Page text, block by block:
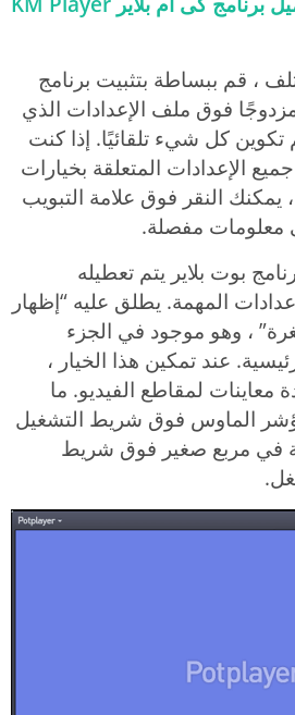
، قم ببساطة بتثبيت برنامج
مزدوجًا فوق ملف الإعدادات الذي
كل شيء تلقائيًا. إذا كنت
الإعدادات المتعلقة بخيارات
يمكنك النقر فوق علامة التبويب
معلومات مفصلة.
بوت بلاير يتم تعطيله
المهمة. يطلق عليه “إظهار
، وهو موجود في الجزء
عند تمكين هذا الخيار ،
لمقاطع الفيديو. ما
الماوس فوق شريط التشغيل
في مربع صغير فوق شريط